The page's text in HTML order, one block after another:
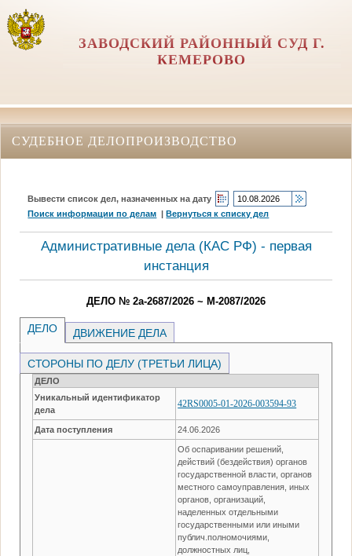
ЗАВОДСКИЙ РАЙОННЫЙ СУД Г.
КЕМЕРОВО
СУДЕБНОЕ ДЕЛОПРОИЗВОДСТВО
Вывести список дел, назначенных на дату
Поиск информации по делам |Вернуться к списку дел
Административные дела (КАC РФ) - первая
инстанция
ДЕЛО № 2а-2687/2026 ~ М-2087/2026
ДЕЛО ДВИЖЕНИЕ ДЕЛА
СТОРОНЫ ПО ДЕЛУ (ТРЕТЬИ ЛИЦА)
ДЕЛО
Уникальный идентификатор
дела
42RS0005-01-2026-003594-93
Дата поступления 24.06.2026
Об оспаривании решений,
действий (бездействия) органов
государственной власти, органов
местного самоуправления, иных
органов, организаций,
наделенных отдельными
государственными или иными
публич.полномочиями,
должностных лиц,